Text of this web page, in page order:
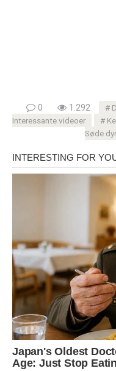
0 1.292
Interessante videoer
Søde dyr